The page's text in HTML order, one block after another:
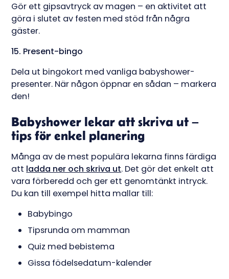
Gör ett gipsavtryck av magen – en aktivitet att
göra i slutet av festen med stöd från några
gäster.
15. Present-bingo
Dela ut bingokort med vanliga babyshower-
presenter. När någon öppnar en sådan – markera
den!
Babyshower lekar att skriva ut –
tips för enkel planering
Många av de mest populära lekarna finns färdiga
att ladda ner och skriva ut. Det gör det enkelt att
vara förberedd och ger ett genomtänkt intryck.
Du kan till exempel hitta mallar till:
Babybingo
Tipsrunda om mamman
Quiz med bebistema
Gissa födelsedatum-kalender